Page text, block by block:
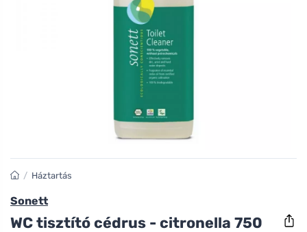
/ Háztartás
Sonett
WC tisztító cédrus - citronella 750